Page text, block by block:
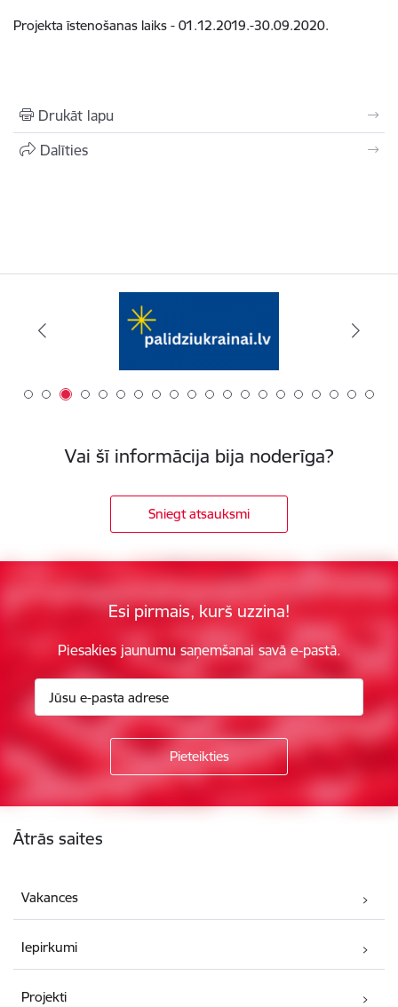
Projekta īstenošanas laiks - 01.12.2019.-30.09.2020.
Drukāt lapu
Dalīties
Vai šī informācija bija noderīga?
Sniegt atsauksmi
Esi pirmais, kurš uzzina!
Piesakies jaunumu saņemšanai savā e-pastā.
Ātrās saites
Vakances
Iepirkumi
Projekti